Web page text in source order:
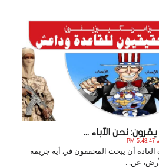
نحن الآباء ...
العادة أن يبحث المحققون في أية جريمة
عن. .